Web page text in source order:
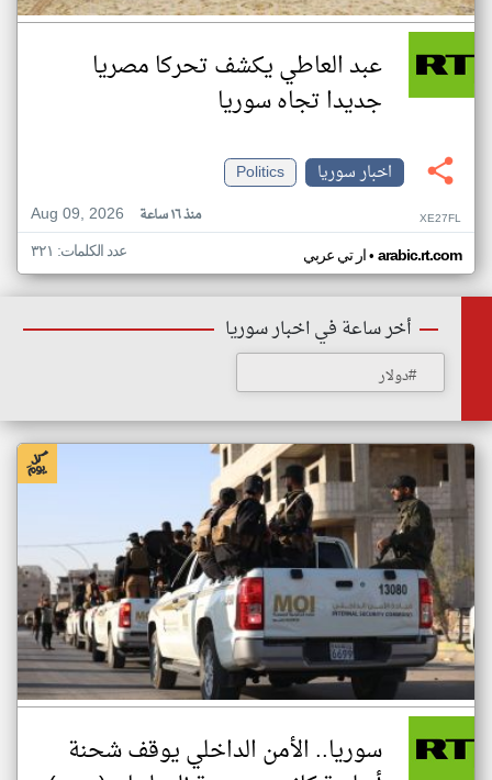
عبد العاطي يكشف تحركا مصريا
جديدا تجاه سوريا
اخبار سوريا
Politics
Aug 09, 2026
منذ ١٦ ساعة XE27FL
ار تي عربي• arabic.rt.com عدد الكلمات: ٣٢١
أخر ساعة في اخبار سوريا
#دولار
سوريا.. الأمن الداخلي يوقف شحنة